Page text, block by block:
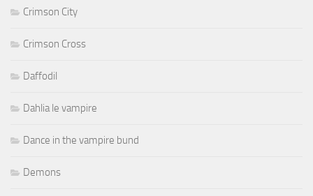
Crimson City
Crimson Cross
Daffodil
Dahlia le vampire
Dance in the vampire bund
Demons